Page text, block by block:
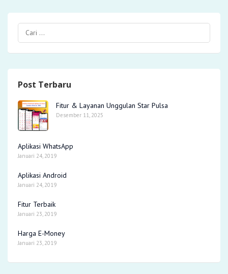
Post Terbaru
Fitur & Layanan Unggulan Star Pulsa
Desember 11, 2025
Aplikasi WhatsApp
Januari 24, 2019
Aplikasi Android
Januari 24, 2019
Fitur Terbaik
Januari 23, 2019
Harga E-Money
Januari 23, 2019